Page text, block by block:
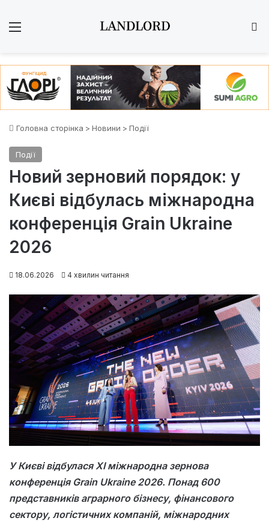
Головна сторінка > Новини > Події
Події
Новий зерновий порядок: у
Києві відбулась міжнародна
конференція Grain Ukraine
2026
18.06.2026 4 хвилин читання
У Києві відбулася XI міжнародна зернова
конференція Grain Ukraine 2026. Понад 600
представників аграрного бізнесу, фінансового
сектору, логістичних компаній, міжнародних